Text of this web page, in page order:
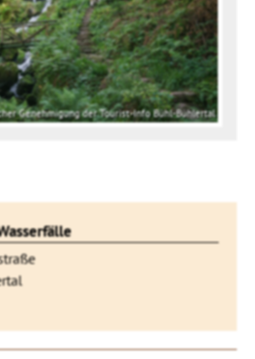
Genehmigung der Tourist-Info Bühl-Bühlertal